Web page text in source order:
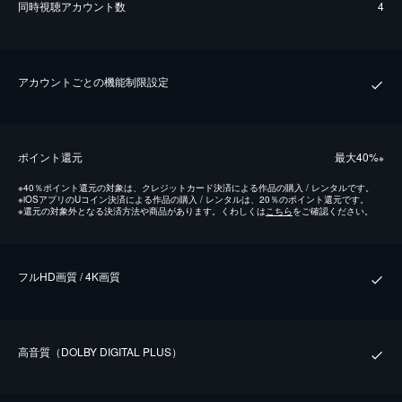
同時視聴アカウント数 4
アカウントごとの機能制限設定
ポイント還元 最⼤40%※
※40％ポイント還元の対象は、クレジットカード決済による作品の購入 / レンタルです。
※iOSアプリのUコイン決済による作品の購入 / レンタルは、20％のポイント還元です。
※還元の対象外となる決済方法や商品があります。くわしくはこちらをご確認ください。
フルHD画質 / 4K画質
⾼⾳質（DOLBY DIGITAL PLUS）